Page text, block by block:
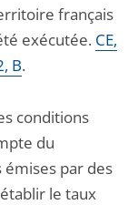
français
exécutée. CE,
B.
conditions
du
émises par des
le taux